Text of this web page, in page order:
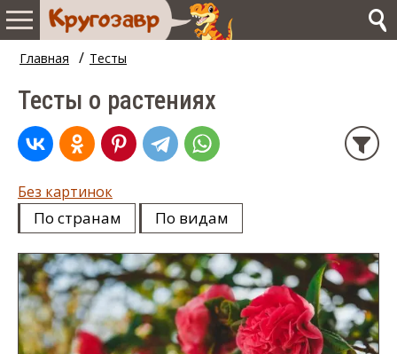
Главная / Тесты
Тесты о растениях
Без картинок
По странам По видам